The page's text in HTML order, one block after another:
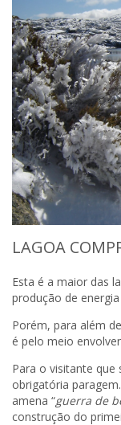
LAGOA
Esta é a maior das
produção de
Porém, para além
é pelo meio
Para o visitante que
obrigatória
amena “guerra de
construção do